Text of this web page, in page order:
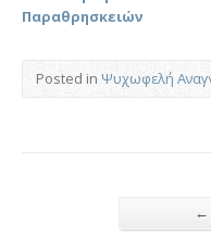
Παραθρησκειών
Posted in Ψυχωφελή
←